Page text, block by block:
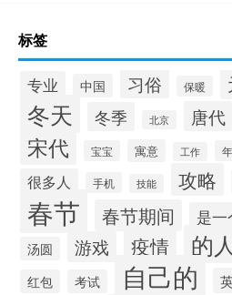
标签
专业 中国 习俗 保暖
冬天 冬季 北京 唐代
宋代 宝宝 寓意 工作
很多人 手机 技能 攻略
春节 春节期间 是一
汤圆 游戏 疫情 的人
红包 考试 自己的